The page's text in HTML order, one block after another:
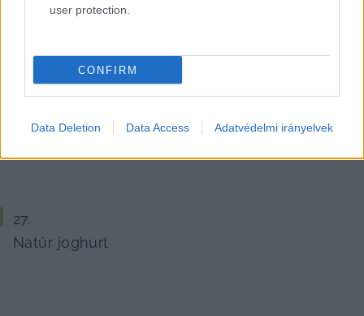
user protection.
CONFIRM
Data Deletion Data Access Adatvédelmi irányelvek
Trappista sajt
Tehéntúró
Natúr joghurt